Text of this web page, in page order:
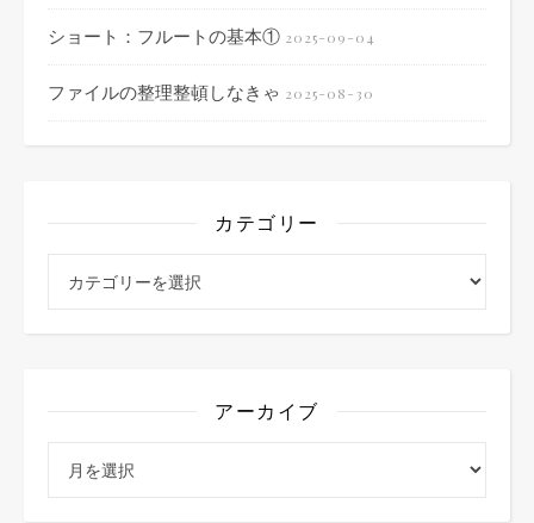
ショート：フルートの基本① 2025-09-04
ファイルの整理整頓しなきゃ 2025-08-30
カテゴリー
アーカイブ